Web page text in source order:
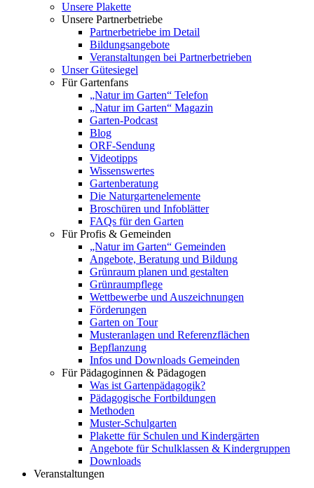
Unsere Plakette
Unsere Partnerbetriebe
Partnerbetriebe im Detail
Bildungsangebote
Veranstaltungen bei Partnerbetrieben
Unser Gütesiegel
Für Gartenfans
„Natur im Garten“ Telefon
„Natur im Garten“ Magazin
Garten-Podcast
Blog
ORF-Sendung
Videotipps
Wissenswertes
Gartenberatung
Die Naturgartenelemente
Broschüren und Infoblätter
FAQs für den Garten
Für Profis & Gemeinden
„Natur im Garten“ Gemeinden
Angebote, Beratung und Bildung
Grünraum planen und gestalten
Grünraumpflege
Wettbewerbe und Auszeichnungen
Förderungen
Garten on Tour
Musteranlagen und Referenzflächen
Bepflanzung
Infos und Downloads Gemeinden
Für Pädagoginnen & Pädagogen
Was ist Gartenpädagogik?
Pädagogische Fortbildungen
Methoden
Muster-Schulgarten
Plakette für Schulen und Kindergärten
Angebote für Schulklassen & Kindergruppen
Downloads
Veranstaltungen